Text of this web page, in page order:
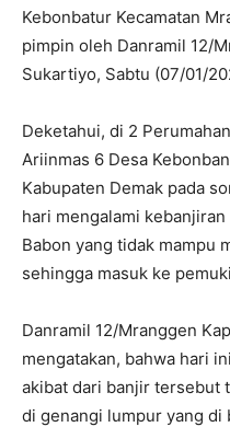
Kebonbatur Kecamatan
pimpin oleh Danramil 12/
Sukartiyo, Sabtu (07/01/
Deketahui, di 2
Ariinmas 6 Desa
Kabupaten Demak pada
hari mengalami
Babon yang tidak mampu
sehingga masuk ke
Danramil 12/Mranggen
mengatakan, bahwa hari
akibat dari banjir tersebut
di genangi lumpur yang di